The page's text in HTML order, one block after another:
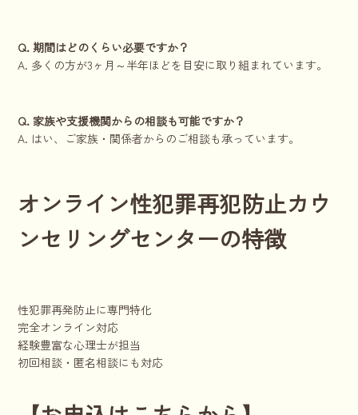
Q. 期間はどのくらい必要ですか？
A. 多くの方が3ヶ月～半年ほどを目安に取り組まれています。
Q. 家族や支援機関からの相談も可能ですか？
A. はい、ご家族・関係者からのご相談も承っています。
オンライン性犯罪再犯防止カウ
ンセリングセンターの特徴
性犯罪再発防止に専門特化
完全オンライン対応
経験豊富な心理士が担当
初回相談・匿名相談にも対応